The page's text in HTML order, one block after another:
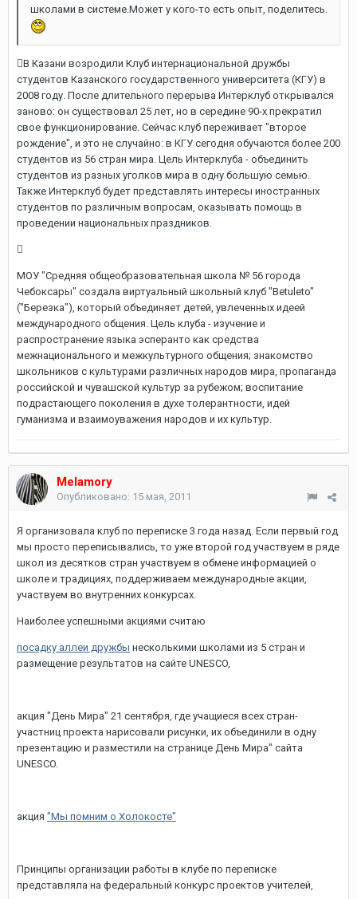
школами в системе.Может у кого-то есть опыт, поделитесь.
В Казани возродили Клуб интернациональной дружбы
студентов Казанского государственного университета (КГУ) в
2008 году. После длительного перерыва Интерклуб открывался
заново: он существовал 25 лет, но в середине 90-х прекратил
свое функционирование. Сейчас клуб переживает "второе
рождение", и это не случайно: в КГУ сегодня обучаются более 200
студентов из 56 стран мира. Цель Интерклуба - объединить
студентов из разных уголков мира в одну большую семью.
Также Интерклуб будет представлять интересы иностранных
студентов по различным вопросам, оказывать помощь в
проведении национальных праздников.

МОУ "Средняя общеобразовательная школа № 56 города
Чебоксары" создала виртуальный школьный клуб "Betuleto"
("Березка"), который объединяет детей, увлеченных идеей
международного общения. Цель клуба - изучение и
распространение языка эсперанто как средства
межнационального и межкультурного общения; знакомство
школьников с культурами различных народов мира, пропаганда
российской и чувашской культур за рубежом; воспитание
подрастающего поколения в духе толерантности, идей
гуманизма и взаимоуважения народов и их культур.
Melamory
Опубликовано: 15 мая, 2011
Я организовала клуб по переписке 3 года назад. Если первый год
мы просто переписывались, то уже второй год участвуем в ряде
школ из десятков стран участвуем в обмене информацией о
школе и традициях, поддерживаем международные акции,
участвуем во внутренних конкурсах.
Наиболее успешными акциями считаю
посадку аллеи дружбы несколькими школами из 5 стран и
размещение результатов на сайте UNESCO,
акция "День Мира" 21 сентября, где учащиеся всех стран-
участниц проекта нарисовали рисунки, их объединили в одну
презентацию и разместили на странице День Мира" сайта
UNESCO.
акция "Мы помним о Холокосте"
Принципы организации работы в клубе по переписке
представляла на федеральный конкурс проектов учителей,